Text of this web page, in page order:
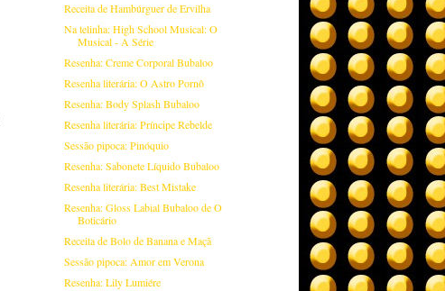
Receita de Hambúrguer de Ervilha
Na telinha: High School Musical: O
Musical - A Série
Resenha: Creme Corporal Bubaloo
Resenha literária: O Astro Pornô
Resenha: Body Splash Bubaloo
Resenha literária: Príncipe Rebelde
Sessão pipoca: Pinóquio
Resenha: Sabonete Líquido Bubaloo
Resenha literária: Best Mistake
Resenha: Gloss Labial Bubaloo de O
Boticário
Receita de Bolo de Banana e Maçã
Sessão pipoca: Amor em Verona
Resenha: Lily Lumiére